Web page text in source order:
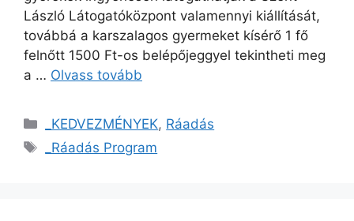
László Látogatóközpont valamennyi kiállítását,
továbbá a karszalagos gyermeket kísérő 1 fő
felnőtt 1500 Ft-os belépőjeggyel tekintheti meg
a … Olvass tovább
_KEDVEZMÉNYEK, Ráadás
_Ráadás Program